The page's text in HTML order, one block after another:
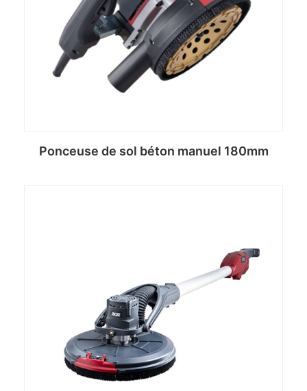
Ponceuse de sol béton manuel 180mm